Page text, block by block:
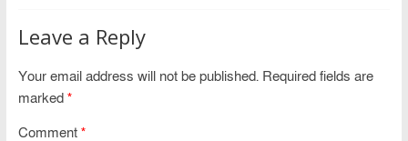
Leave a Reply
Your email address will not be published. Required fields are
marked *
Comment *